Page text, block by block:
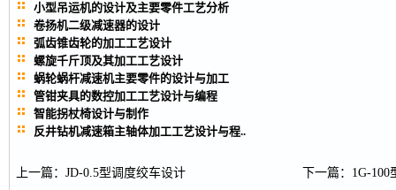
小型吊运机的设计及主要零件工艺分析
卷扬机二级减速器的设计
弧齿锥齿轮的加工工艺设计
螺旋千斤顶及其加工工艺设计
蜗轮蜗杆减速机主要零件的设计与加工
管钳夹具的数控加工工艺设计与编程
智能拐杖椅设计与制作
反井钻机减速箱主轴体加工工艺设计与程..
上一篇 ： JD-0.5型调度绞车设计 下一篇 ： 1G-100